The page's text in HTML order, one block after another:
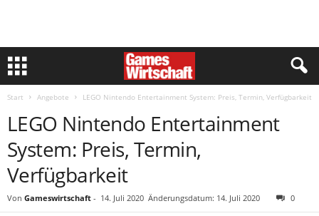
Start Angebote LEGO Nintendo Entertainment System: Preis, Termin, Verfügbarkeit
LEGO Nintendo Entertainment
System: Preis, Termin,
Verfügbarkeit
Von Gameswirtschaft - 14. Juli 2020 Änderungsdatum: 14. Juli 2020 0